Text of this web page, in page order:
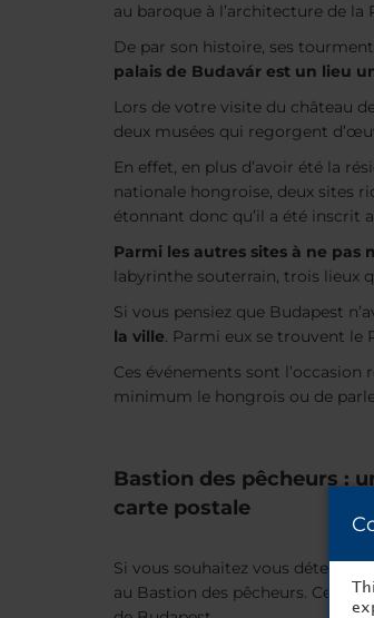
au baroque à l’architecture de la
De par son histoire, ses
palais de Budavár est un lieu
Lors de votre visite du château
deux musées qui regorgent
En effet, en plus d’avoir été la
nationale hongroise, deux sites
étonnant donc qu’il a été inscrit
Parmi les autres sites à ne
labyrinthe souterrain, trois lieux
Si vous pensiez que Budapest
la ville. Parmi eux se trouvent le
Ces événements sont
minimum le hongrois ou de
Bastion des pêcheurs :
carte postale
Si vous souhaitez vous
au Bastion des pêcheurs. Ce